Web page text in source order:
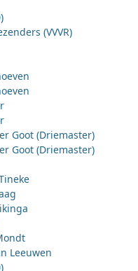
(VVVR)
Goot (Driemaster)
Goot (Driemaster)
Leeuwen